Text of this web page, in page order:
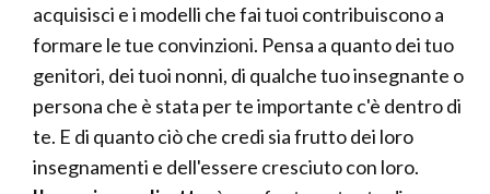
acquisisci e i modelli che fai tuoi contribuiscono a
formare le tue convinzioni. Pensa a quanto dei tuo
genitori, dei tuoi nonni, di qualche tuo insegnante o
persona che è stata per te importante c'è dentro di
te. E di quanto ciò che credi sia frutto dei loro
insegnamenti e dell'essere cresciuto con loro.